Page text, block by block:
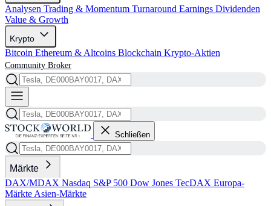
Analysen Trading & Momentum Turnaround Earnings Dividenden
Value & Growth
Krypto
Bitcoin Ethereum & Altcoins Blockchain Krypto-Aktien
Community Broker
Schließen
Märkte
DAX/MDAX Nasdaq S&P 500 Dow Jones TecDAX Europa-
Märkte Asien-Märkte